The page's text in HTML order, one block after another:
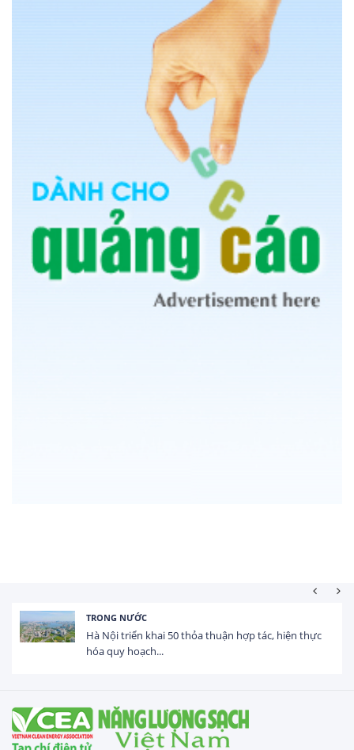
TRONG NƯỚC
Hà Nội triển khai 50 thỏa thuận hợp tác, hiện thực
hóa quy hoạch...